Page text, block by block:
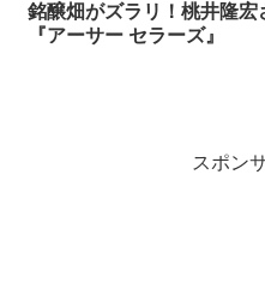
銘醸畑がズラリ！桃井隆
『アーサー セラーズ』
スポン